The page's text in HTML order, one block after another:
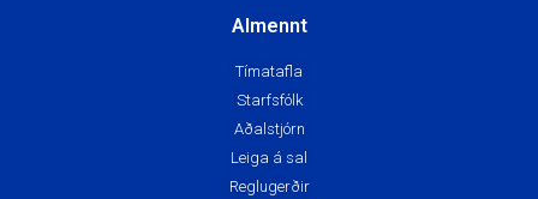
Almennt
Tímatafla
Starfsfólk
Aðalstjórn
Leiga á sal
Reglugerðir